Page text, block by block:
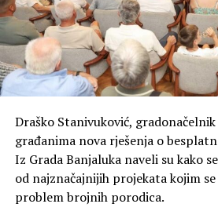
Draško Stanivuković,
građanima nova rješenja o
Iz Grada Banjaluka naveli su kako
od najznačajnijih projekata kojim
problem brojnih porodica.